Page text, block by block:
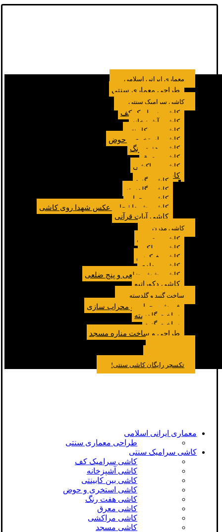
معماری ایرانی اسلامی
طراحی معماری سنتی
کاشی سرامیک سنتی
کاشی سرامیک کف
کاشی آشپزخانه
کاشی بین کابینتی
کاشی استخری و حوض
کاشی هفت رنگ
کاشی معرق
کاشی مراکشی
کاشی مسجد
کاشی گنبد
کاشی گلدسته
کاشی محراب
کاشی شهدا | چاپ عکس شهدا روی کاشی
کاشی آیات قرآنی
کاشی مدرن
کاشی مترویی
کاشی پولکی
کاشی فیکوس
کاشی مدادی
کاشی شش ضلعی و پنج ضلعی
کاشی دکوراتیو
ساخت گنبد و گلدسته
فروش محراب و محراب سازی
ساخت گلدسته
ساخت گنبد
طراحی و ساخت مناره مسجد
تکسچر رایگان کاشی سنتی!
معماری ایرانی اسلامی
طراحی معماری سنتی
کاشی سرامیک سنتی
کاشی سرامیک کف
کاشی آشپزخانه
کاشی بین کابینتی
کاشی استخری و حوض
کاشی هفت رنگ
کاشی معرق
کاشی مراکشی
کاشی مسجد